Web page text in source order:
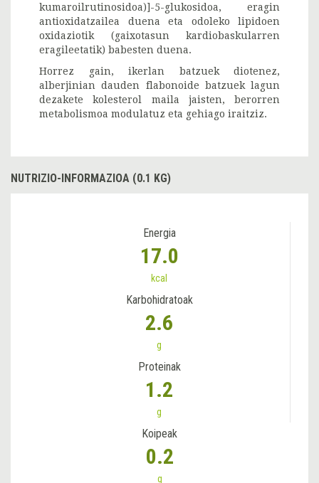
kumaroilrutinosidoa)]-5-glukosidoa, eragin
antioxidatzailea duena eta odoleko lipidoen
oxidaziotik (gaixotasun kardiobaskularren
eragileetatik) babesten duena.
Horrez gain, ikerlan batzuek diotenez,
alberjinian dauden flabonoide batzuek lagun
dezakete kolesterol maila jaisten, berorren
metabolismoa modulatuz eta gehiago iraitziz.
NUTRIZIO-INFORMAZIOA (0.1 KG)
Energia
17.0
kcal
Karbohidratoak
2.6
g
Proteinak
1.2
g
Koipeak
0.2
g